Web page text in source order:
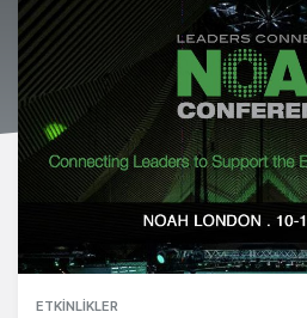
ETKINLIKLER